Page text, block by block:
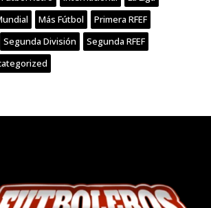
Más Fútbol
Primera RFEF
Segunda División
Segunda RFEF